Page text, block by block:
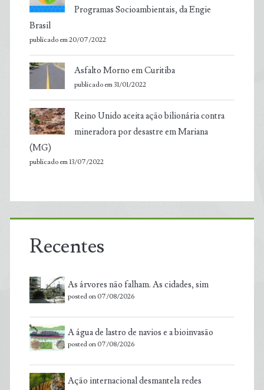
Programas Socioambientais, da Engie
Brasil
publicado em 20/07/2022
Asfalto Morno em Curitiba
publicado em 31/01/2022
Reino Unido aceita ação bilionária contra
mineradora por desastre em Mariana
(MG)
publicado em 13/07/2022
Recentes
As árvores não falham. As cidades, sim
posted on 07/08/2026
A água de lastro de navios e a bioinvasão
posted on 07/08/2026
Ação internacional desmantela redes